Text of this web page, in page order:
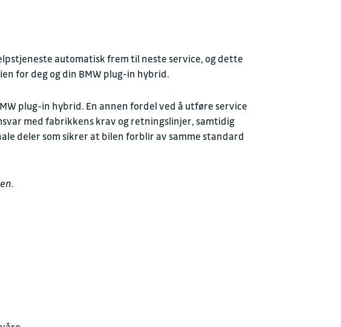
automatisk frem til neste service, og dette
for deg og din BMW plug-in hybrid.
plug-in hybrid. En annen fordel ved å utføre service
med fabrikkens krav og retningslinjer, samtidig
deler som sikrer at bilen forblir av samme standard